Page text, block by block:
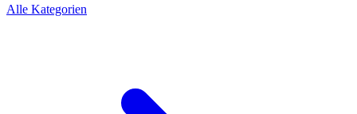
Alle Kategorien